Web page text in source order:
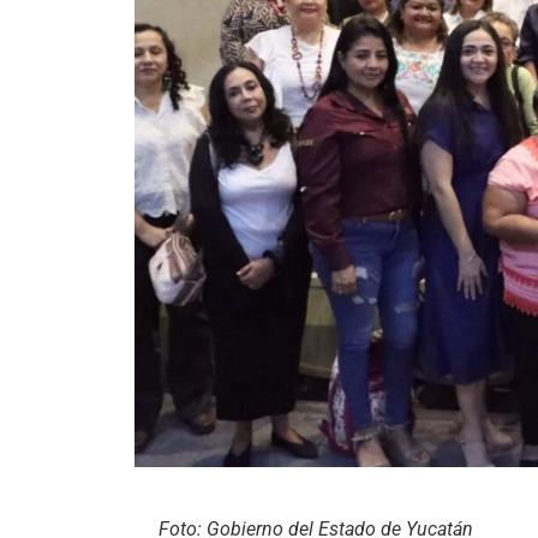
Foto: Gobierno del Estado de Yucatán